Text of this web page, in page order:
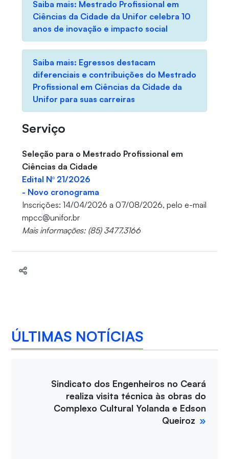
Saiba mais: Mestrado Profissional em
Ciências da Cidade da Unifor celebra 10
anos de inovação e impacto social
Saiba mais: Egressos destacam
diferenciais e contribuições do Mestrado
Profissional em Ciências da Cidade da
Unifor para suas carreiras
Serviço
Seleção para o Mestrado Profissional em
Ciências da Cidade
Edital Nº 21/2026
- Novo cronograma
Inscrições: 14/04/2026 a 07/08/2026, pelo e-mail
mpcc@unifor.br
Mais informações: (85) 3477.3166
ÚLTIMAS NOTÍCIAS
Sindicato dos Engenheiros no Ceará
realiza visita técnica às obras do
Complexo Cultural Yolanda e Edson
Queiroz